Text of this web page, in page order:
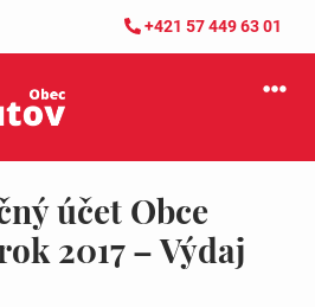
+421 57 449 63 01
účet Obce
2017 – Výdaj